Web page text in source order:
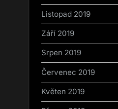
Listopad 2019
Září 2019
Srpen 2019
Červenec 2019
Květen 2019